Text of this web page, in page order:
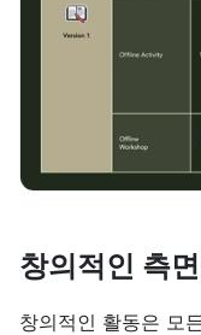
창의적인 측
창의적인 활동은 모